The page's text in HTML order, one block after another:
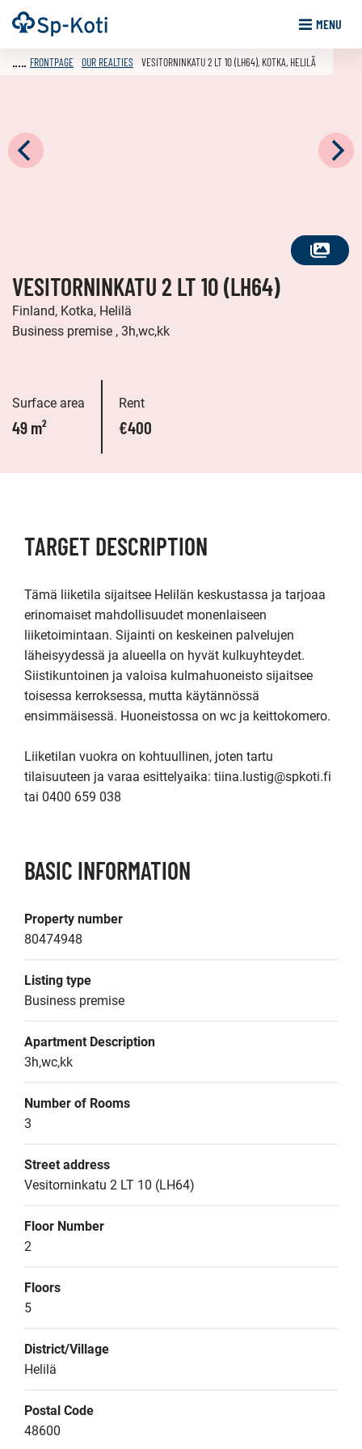
Go
to
Frontpage MENU
SEE
FRONTPAGE OUR REALTIES VESITORNINKATU 2 LT 10 (LH64), KOTKA, HELILÄ
VESITORNINKATU 2 LT 10 (LH64)
Finland, Kotka, Helilä
Business premise , 3h,wc,kk
Surface area
49 m²
Rent
€400
TARGET DESCRIPTION
Tämä liiketila sijaitsee Helilän keskustassa ja tarjoaa
erinomaiset mahdollisuudet monenlaiseen
liiketoimintaan. Sijainti on keskeinen palvelujen
läheisyydessä ja alueella on hyvät kulkuyhteydet.
Siistikuntoinen ja valoisa kulmahuoneisto sijaitsee
toisessa kerroksessa, mutta käytännössä
ensimmäisessä. Huoneistossa on wc ja keittokomero.
Liiketilan vuokra on kohtuullinen, joten tartu
tilaisuuteen ja varaa esittelyaika: tiina.lustig@spkoti.fi
tai 0400 659 038
BASIC INFORMATION
Property number
80474948
Listing type
Business premise
Apartment Description
3h,wc,kk
Number of Rooms
3
Street address
Vesitorninkatu 2 LT 10 (LH64)
Floor Number
2
Floors
5
District/Village
Helilä
Postal Code
48600